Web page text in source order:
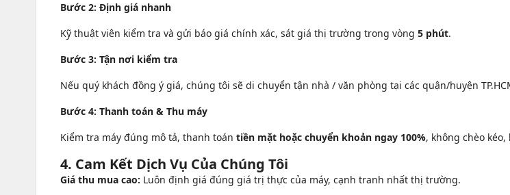
Bước 2: Định giá nhanh
Kỹ thuật viên kiểm tra và gửi báo giá chính xác, sát giá thị trường trong vòng 5 phút.
Bước 3: Tận nơi kiểm tra
Nếu quý khách đồng ý giá, chúng tôi sẽ di chuyển tận nhà / văn phòng tại các quận/huyện
Bước 4: Thanh toán & Thu máy
Kiểm tra máy đúng mô tả, thanh toán tiền mặt hoặc chuyển khoản ngay 100%, không chèo
4. Cam Kết Dịch Vụ Của Chúng Tôi
Giá thu mua cao: Luôn định giá đúng giá trị thực của máy, cạnh tranh nhất thị trường.